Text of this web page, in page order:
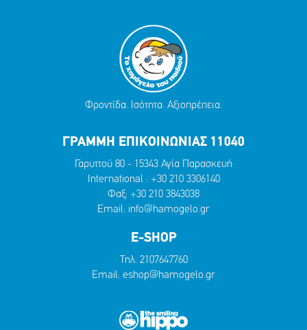
Φροντίδα. Ισότητα. Αξιοπρέπεια.
ΓΡΑΜΜΗ ΕΠΙΚΟΙΝΩΝΙΑΣ 11040
Γαρυττού 80 - 15343 Αγία Παρασκευή
International : +30 210 3306140
Φαξ: +30 210 3843038
Email: info@hamogelo.gr
E-SHOP
Τηλ: 2107647760
Email: eshop@hamogelo.gr